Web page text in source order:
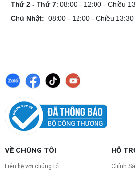
Thứ 2 - Thứ 7: 08:00 - 12:00 - Chiều
Chủ Nhật: 08:00 - 12:00 - Chiều
VỀ CHÚNG TÔI
Liên hệ với chúng tôi
HỖ
Chính